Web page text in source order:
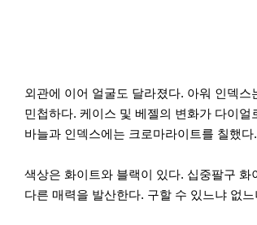
외관에 이어 얼굴도 달라졌다. 아워 인덱
민첩하다. 케이스 및 베젤의 변화가 다이
바늘과 인덱스에는 크로마라이트를 칠했다.
색상은 화이트와 블랙이 있다. 십중팔구
다른 매력을 발산한다. 구할 수 있느냐 없